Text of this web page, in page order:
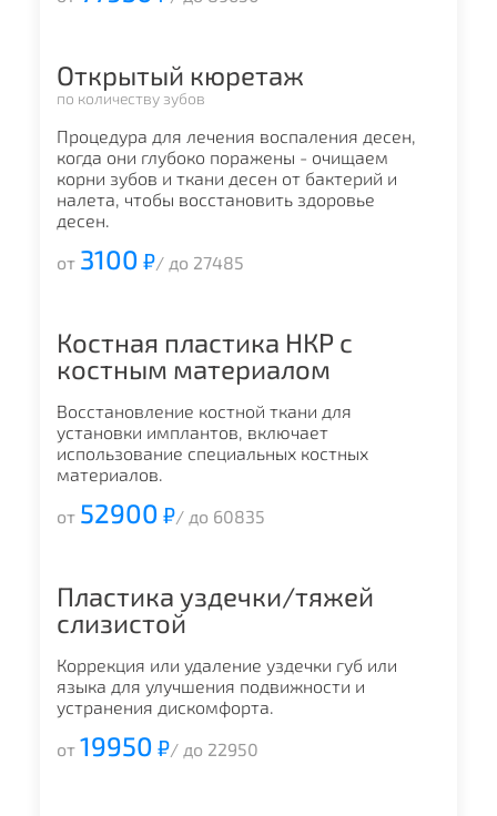
Открытый кюретаж
по количеству зубов
Процедура для лечения воспаления десен,
когда они глубоко поражены - очищаем
корни зубов и ткани десен от бактерий и
налета, чтобы восстановить здоровье
десен.
от 3100 ₽/ до 27485
Костная пластика НКР с
костным материалом
Восстановление костной ткани для
установки имплантов, включает
использование специальных костных
материалов.
от 52900 ₽/ до 60835
Пластика уздечки/тяжей
слизистой
Коррекция или удаление уздечки губ или
языка для улучшения подвижности и
устранения дискомфорта.
от 19950 ₽/ до 22950